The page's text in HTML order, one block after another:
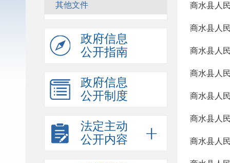
其他文件
政府信息
公开指南
政府信息
公开制度
法定主动
公开内容
商水县人
商水县人
商水县人
商水县人